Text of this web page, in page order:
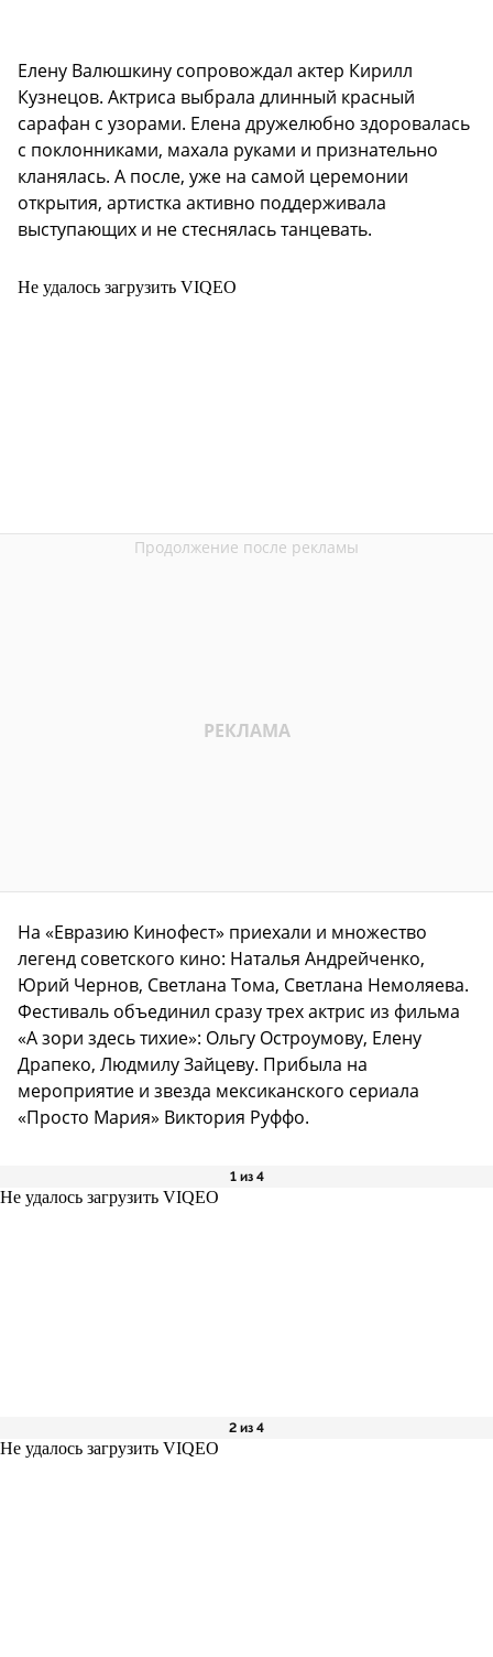
Елену Валюшкину сопровождал актер Кирилл
Кузнецов. Актриса выбрала длинный красный
сарафан с узорами. Елена дружелюбно здоровалась
с поклонниками, махала руками и признательно
кланялась. А после, уже на самой церемонии
открытия, артистка активно поддерживала
выступающих и не стеснялась танцевать.
Не удалось загрузить VIQEO
На «Евразию Кинофест» приехали и множество
легенд советского кино: Наталья Андрейченко,
Юрий Чернов, Светлана Тома, Светлана Немоляева.
Фестиваль объединил сразу трех актрис из фильма
«А зори здесь тихие»: Ольгу Остроумову, Елену
Драпеко, Людмилу Зайцеву. Прибыла на
мероприятие и звезда мексиканского сериала
«Просто Мария» Виктория Руффо.
1 из 4
Не удалось загрузить VIQEO
2 из 4
Не удалось загрузить VIQEO